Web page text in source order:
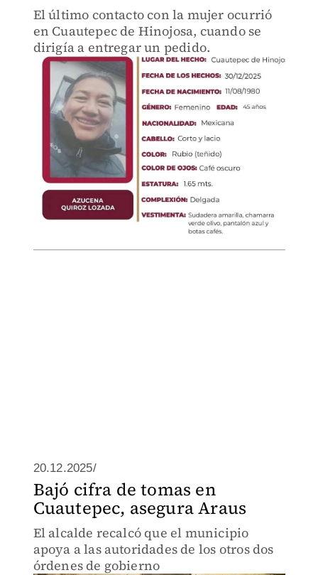
El último contacto con la mujer ocurrió
en Cuautepec de Hinojosa, cuando se
dirigía a entregar un pedido.
20.12.2025/
Bajó cifra de tomas en
Cuautepec, asegura Araus
El alcalde recalcó que el municipio
apoya a las autoridades de los otros dos
órdenes de gobierno